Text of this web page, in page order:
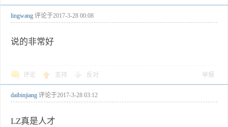
lingwang 评论于2017-3-28 00:08
说的非常好
评论 支持 反对 举报
daibinjiang 评论于2017-3-28 03:12
LZ真是人才